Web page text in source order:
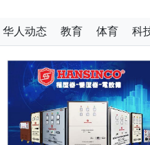
华人动态 教育 体育 科